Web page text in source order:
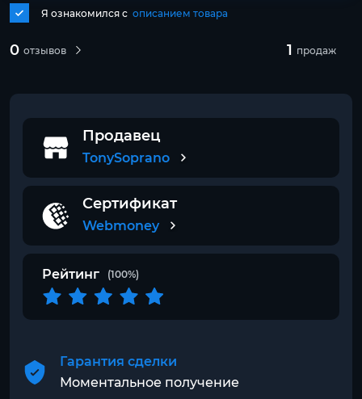
0 отзывов 1 продаж
Я ознакомился с описанием товара
Продавец
TonySoprano
Сертификат
Webmoney
Рейтинг (100%)
Гарантия сделки
Моментальное получение